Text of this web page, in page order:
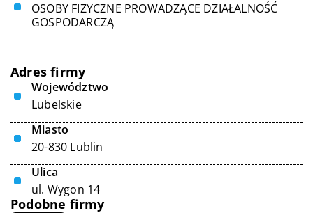
OSOBY FIZYCZNE PROWADZĄCE DZIAŁALNOŚĆ
GOSPODARCZĄ
Adres firmy
Województwo
Lubelskie
Miasto
20-830 Lublin
Ulica
ul. Wygon 14
Podobne firmy